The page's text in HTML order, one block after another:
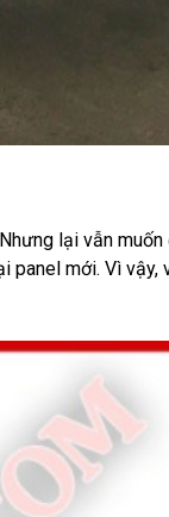
lại vẫn
panel mới. Vì